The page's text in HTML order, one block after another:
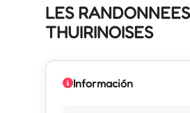
LES RANDONNEES
THUIRINOISES
Información